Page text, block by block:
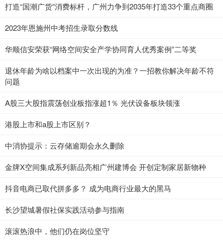
打造“国潮广货”消费标杆，广州力争到2035年打造33个重点商圈
2023年恩施州中考招生录取分数线
华顺信安荣获“网络空间安全产学协同育人优秀案例”二等奖
退休年龄为啥以档案中一次出现的为准？一招教你解决年龄不符
问题
A股三大股指震荡创业板指涨超1％ 光伏设备板块领涨
港股上市和a股上市区别？
中消协提示：云存储逾期会永久删除
金牌X空间集成系列新品亮相广州建博会 开创定制家居新物种
抖音电商已取代拼多多？ 成为电商行业最大的黑马
长沙望城暑假社保实践活动参与指南
滚滚热浪中，他们仍在岗位坚守